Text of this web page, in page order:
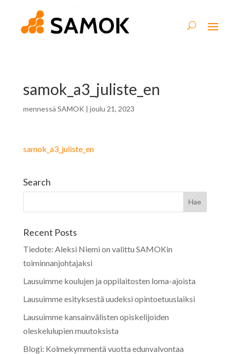
samok_a3_juliste_en
mennessä SAMOK | joulu 21, 2023
samok_a3_juliste_en
Search
Recent Posts
Tiedote: Aleksi Niemi on valittu SAMOKin
toiminnanjohtajaksi
Lausuimme koulujen ja oppilaitosten loma-ajoista
Lausuimme esityksestä uudeksi opintoetuuslaiksi
Lausuimme kansainvälisten opiskelijoiden
oleskelulupien muutoksista
Blogi: Kolmekymmentä vuotta edunvalvontaa